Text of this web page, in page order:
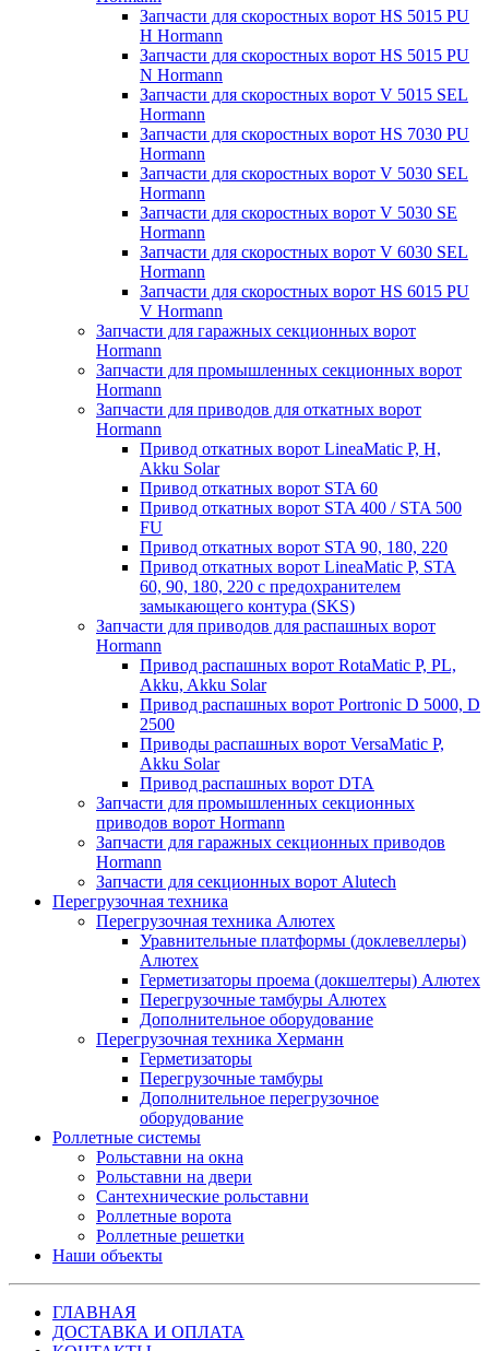
Запчасти для скоростных ворот HS 5015 PU
H Hormann
Запчасти для скоростных ворот HS 5015 PU
N Hormann
Запчасти для скоростных ворот V 5015 SEL
Hormann
Запчасти для скоростных ворот HS 7030 PU
Hormann
Запчасти для скоростных ворот V 5030 SEL
Hormann
Запчасти для скоростных ворот V 5030 SE
Hormann
Запчасти для скоростных ворот V 6030 SEL
Hormann
Запчасти для скоростных ворот HS 6015 PU
V Hormann
Запчасти для гаражных секционных ворот
Hormann
Запчасти для промышленных секционных ворот
Hormann
Запчасти для приводов для откатных ворот
Hormann
Привод откатных ворот LineaMatic P, H,
Akku Solar
Привод откатных ворот STA 60
Привод откатных ворот STA 400 / STA 500
FU
Привод откатных ворот STA 90, 180, 220
Привод откатных ворот LineaMatic P, STA
60, 90, 180, 220 с предохранителем
замыкающего контура (SKS)
Запчасти для приводов для распашных ворот
Hormann
Привод распашных ворот RotaMatic P, PL,
Akku, Akku Solar
Привод распашных ворот Portronic D 5000, D
2500
Приводы распашных ворот VersaMatic P,
Akku Solar
Привод распашных ворот DTA
Запчасти для промышленных секционных
приводов ворот Hormann
Запчасти для гаражных секционных приводов
Hormann
Запчасти для секционных ворот Alutech
Перегрузочная техника
Перегрузочная техника Алютех
Уравнительные платформы (доклевеллеры)
Алютех
Герметизаторы проема (докшелтеры) Алютех
Перегрузочные тамбуры Алютех
Дополнительное оборудование
Перегрузочная техника Херманн
Герметизаторы
Перегрузочные тамбуры
Дополнительное перегрузочное
оборудование
Роллетные системы
Рольставни на окна
Рольставни на двери
Сантехнические рольставни
Роллетные ворота
Роллетные решетки
Наши объекты
ГЛАВНАЯ
ДОСТАВКА И ОПЛАТА